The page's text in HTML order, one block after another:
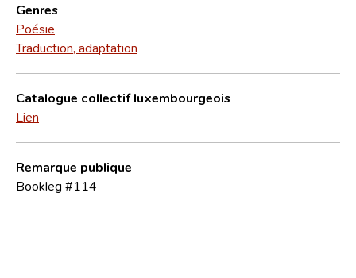
Genres
Poésie
Traduction, adaptation
Catalogue collectif luxembourgeois
Lien
Remarque publique
Bookleg #114